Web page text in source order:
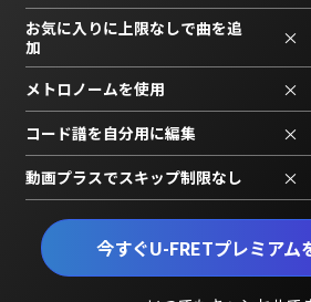
今すぐU-FRETプレミアム
お気に入りに上限なしで曲を追
加
×
メトロノームを使用 ×
コード譜を自分用に編集 ×
動画プラスでスキップ制限なし ×